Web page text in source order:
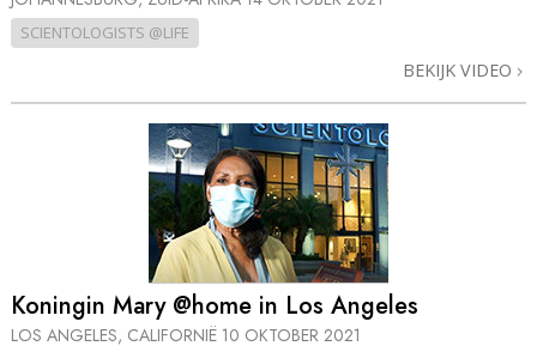
SCIENTOLOGISTS @LIFE
BEKIJK VIDEO
Koningin Mary @home in Los Angeles
LOS ANGELES, CALIFORNIË 10 OKTOBER 2021